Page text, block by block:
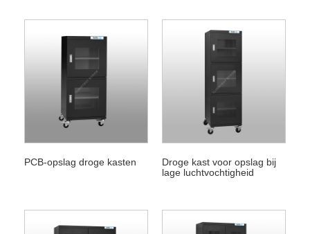
PCB-opslag droge kasten
Droge kast voor opslag bij
lage luchtvochtigheid